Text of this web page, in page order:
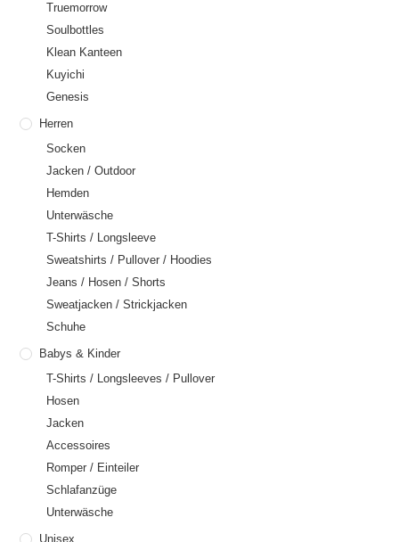
Truemorrow
Soulbottles
Klean Kanteen
Kuyichi
Genesis
Herren
Socken
Jacken / Outdoor
Hemden
Unterwäsche
T-Shirts / Longsleeve
Sweatshirts / Pullover / Hoodies
Jeans / Hosen / Shorts
Sweatjacken / Strickjacken
Schuhe
Babys & Kinder
T-Shirts / Longsleeves / Pullover
Hosen
Jacken
Accessoires
Romper / Einteiler
Schlafanzüge
Unterwäsche
Unisex